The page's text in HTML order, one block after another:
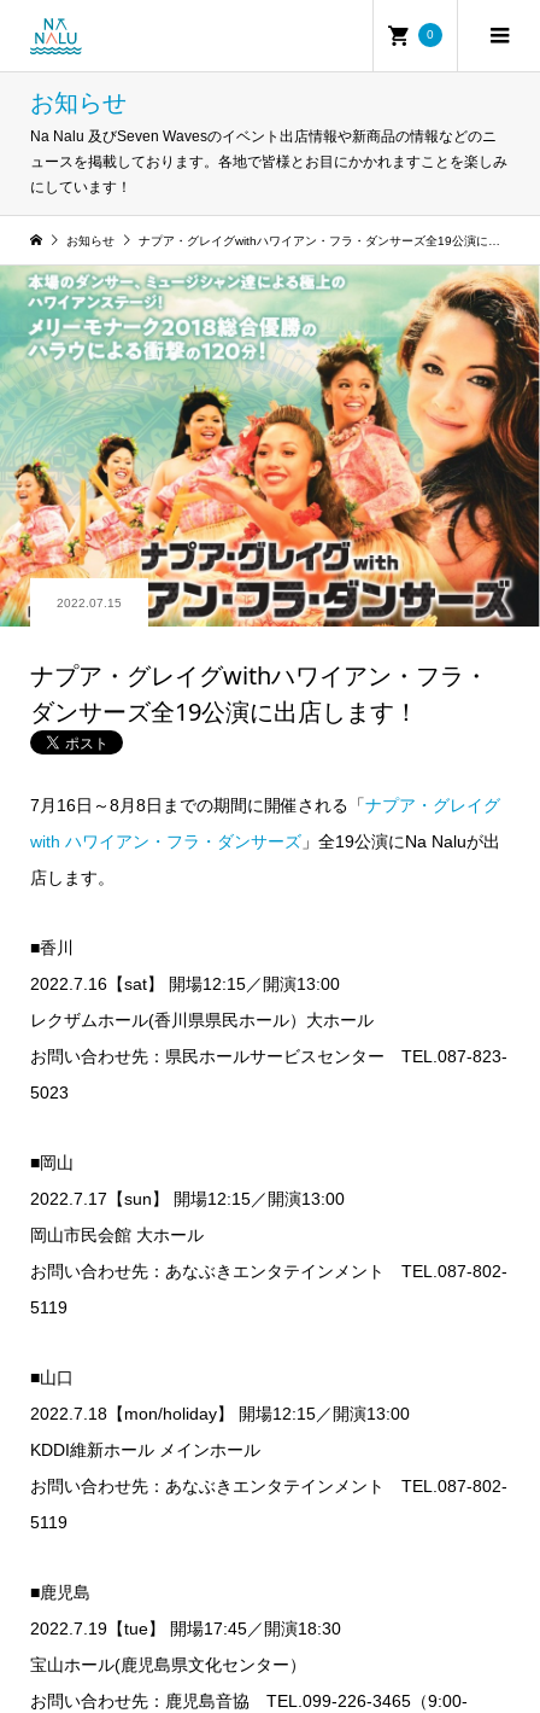
0
お知らせ
Na Nalu 及びSeven Wavesのイベント出店情報や新商品の情報などのニ
ュースを掲載しております。各地で皆様とお目にかかれますことを楽しみ
にしています！
お知らせ ナプア・グレイグwithハワイアン・フラ・ダンサーズ全19公演に出店します！
2022.07.15
ナプア・グレイグwithハワイアン・フラ・
ダンサーズ全19公演に出店します！
7月16日～8月8日までの期間に開催される「ナプア・グレイグ
with ハワイアン・フラ・ダンサーズ」全19公演にNa Naluが出
店します。
■香川
2022.7.16【sat】 開場12:15／開演13:00
レクザムホール(香川県県民ホール）大ホール
お問い合わせ先：県民ホールサービスセンター TEL.087-823-
5023
■岡山
2022.7.17【sun】 開場12:15／開演13:00
岡山市民会館 大ホール
お問い合わせ先：あなぶきエンタテインメント TEL.087-802-
5119
■山口
2022.7.18【mon/holiday】 開場12:15／開演13:00
KDDI維新ホール メインホール
お問い合わせ先：あなぶきエンタテインメント TEL.087-802-
5119
■鹿児島
2022.7.19【tue】 開場17:45／開演18:30
宝山ホール(鹿児島県文化センター）
お問い合わせ先：鹿児島音協 TEL.099-226-3465（9:00-